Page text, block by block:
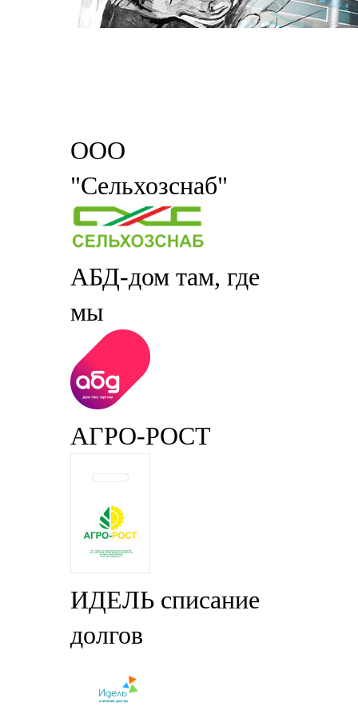
ООО
"Сельхозснаб"
АБД-дом там, где
мы
АГРО-РОСТ
ИДЕЛЬ списание
долгов